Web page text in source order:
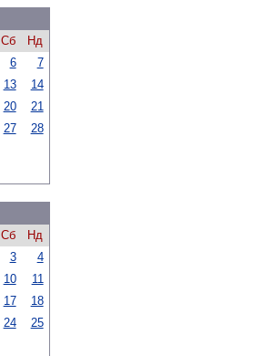
Сб
Нд
6
7
13
14
20
21
27
28
Сб
Нд
3
4
10
11
17
18
24
25